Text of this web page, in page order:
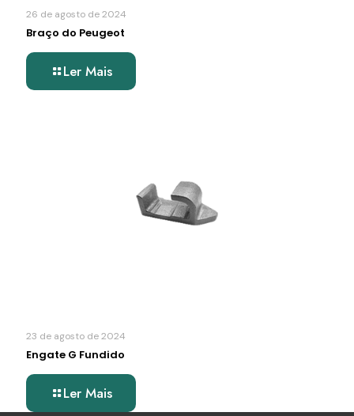
26 de agosto de 2024
Braço do Peugeot
Ler Mais
23 de agosto de 2024
Engate G Fundido
Ler Mais